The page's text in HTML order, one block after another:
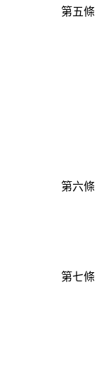
第五條
第六條
第七條